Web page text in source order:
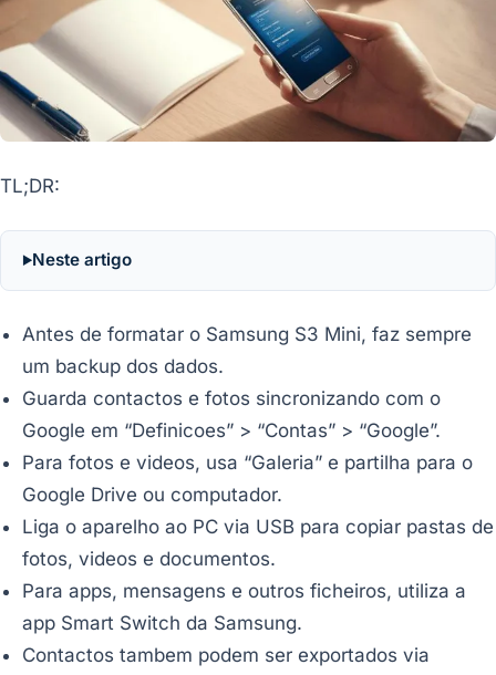
TL;DR:
Neste artigo
Antes de formatar o Samsung S3 Mini, faz sempre
um backup dos dados.
Guarda contactos e fotos sincronizando com o
Google em “Definicoes” > “Contas” > “Google”.
Para fotos e videos, usa “Galeria” e partilha para o
Google Drive ou computador.
Liga o aparelho ao PC via USB para copiar pastas de
fotos, videos e documentos.
Para apps, mensagens e outros ficheiros, utiliza a
app Smart Switch da Samsung.
Contactos tambem podem ser exportados via